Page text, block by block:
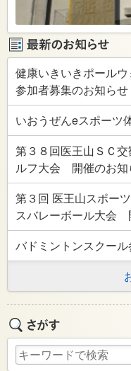
健康いきいきポール
参加者募集のお知らせ
いおうぜんeスポーツ
第３８回医王山ＳＣ
ルフ大会 開催のお知
第３回 医王山スポー
スバレーボール大会
バドミントンスクー